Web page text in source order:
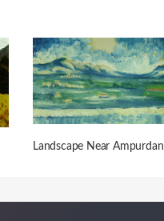
Landscape Near Ampurdan